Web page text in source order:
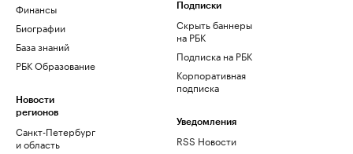
Финансы
Биографии
База знаний
РБК Образование
Новости
регионов
Санкт-Петербург
и область
Подписки
Скрыть баннеры
на РБК
Подписка на РБК
Корпоративная
подписка
Уведомления
RSS Новости